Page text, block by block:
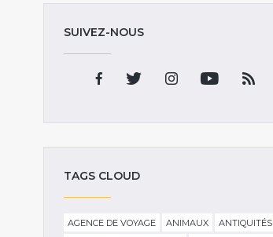
SUIVEZ-NOUS
TAGS CLOUD
AGENCE DE VOYAGE ANIMAUX
ANTIQUITÉS